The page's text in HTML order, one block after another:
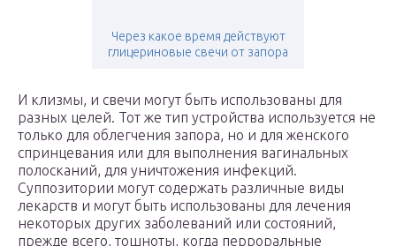
Через какое время действуют
глицериновые свечи от запора
И клизмы, и свечи могут быть использованы для
разных целей. Тот же тип устройства используется не
только для облегчения запора, но и для женского
спринцевания или для выполнения вагинальных
полосканий, для уничтожения инфекций.
Суппозитории могут содержать различные виды
лекарств и могут быть использованы для лечения
некоторых других заболеваний или состояний,
прежде всего, тошноты, когда перроральные